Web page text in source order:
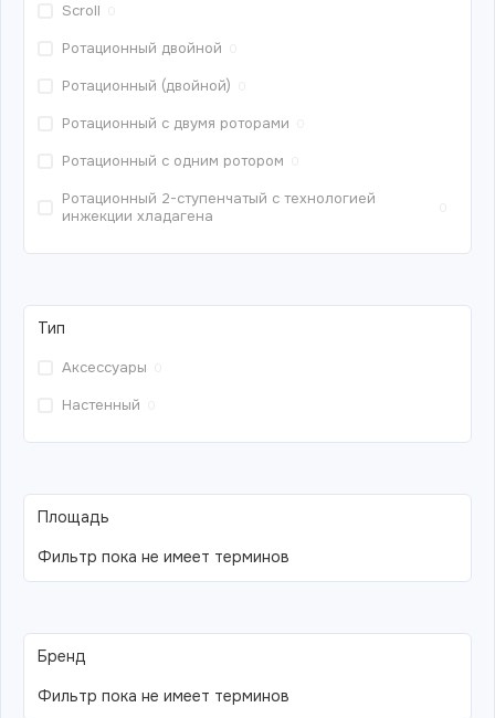
Scroll
Ротационный двойной
Ротационный (двойной)
Ротационный с двумя роторами
Ротационный с одним ротором
Ротационный 2-ступенчатый с технологией
инжекции хладагена
Тип
Аксессуары
Настенный
Площадь
Фильтр пока не имеет терминов
Бренд
Фильтр пока не имеет терминов